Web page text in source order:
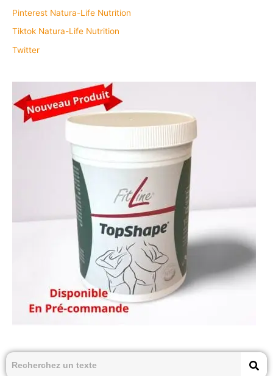
Pinterest Natura-Life Nutrition
Tiktok Natura-Life Nutrition
Twitter